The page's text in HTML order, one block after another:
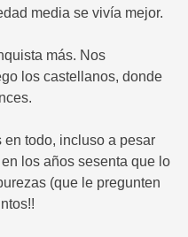
media se vivía mejor.
más. Nos
los castellanos, donde
en todo, incluso a pesar
los años sesenta que lo
(que le pregunten